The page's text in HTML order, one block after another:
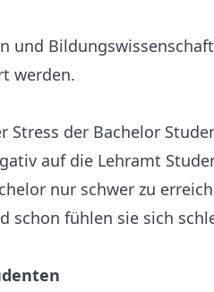
und
werden.
der Bachelor
auf die Lehramt
nur schwer zu
schon fühlen sie sich